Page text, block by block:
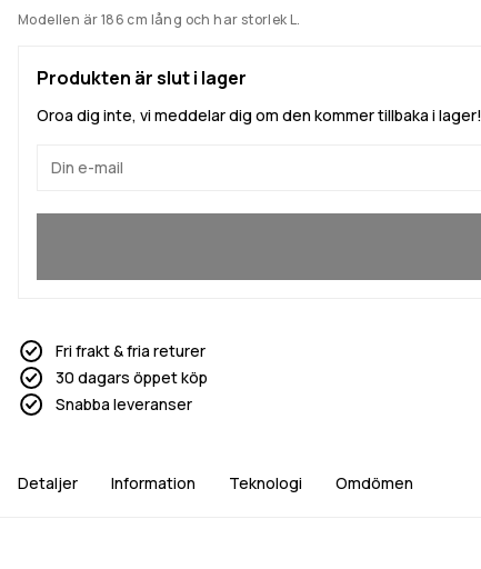
Modellen är 186 cm lång och har storlek L.
Produkten är slut i lager
Oroa dig inte, vi meddelar dig om den kommer tillbaka i lager!
Fri frakt & fria returer
30 dagars öppet köp
Snabba leveranser
Detaljer Information Teknologi Omdömen